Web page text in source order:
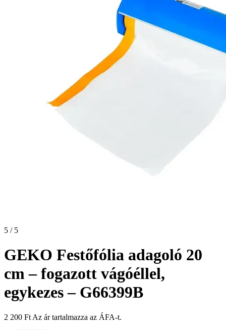
5 / 5
GEKO Festőfólia adagoló 20
cm – fogazott vágóéllel,
egykezes – G66399B
2 200 Ft Az ár tartalmazza az ÁFA-t.